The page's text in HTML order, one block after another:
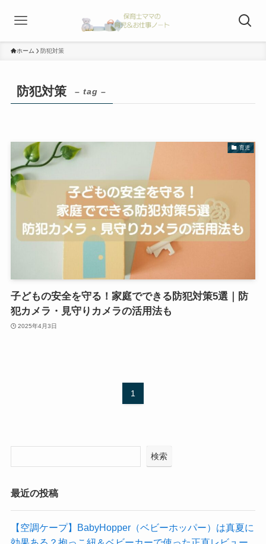
ホーム 防犯対策
防犯対策 – tag –
育児
子どもの安全を守る！家庭でできる防犯対策5選｜防
犯カメラ・見守りカメラの活用法も
2025年4月3日
1
検索
最近の投稿
【空調ケープ】BabyHopper（ベビーホッパー）は真夏に